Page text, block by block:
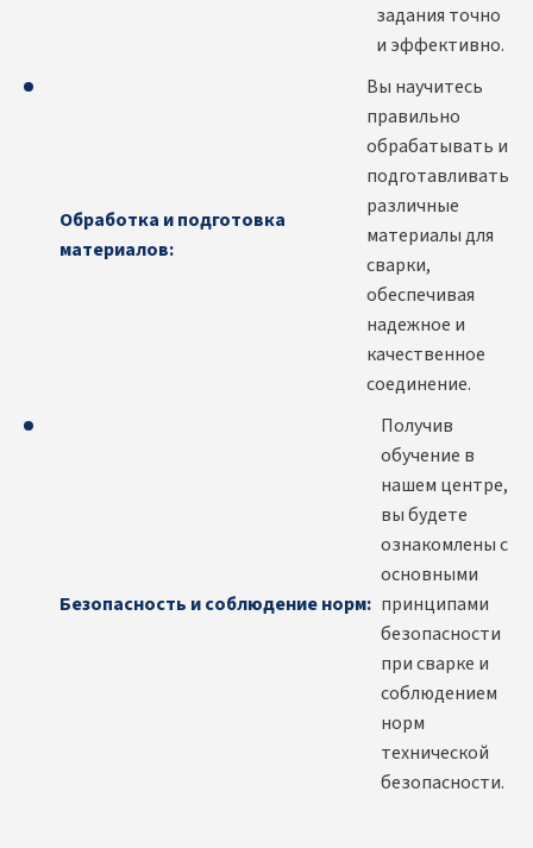
задания точно
и эффективно.
Обработка и подготовка
материалов:
Вы научитесь
правильно
обрабатывать и
подготавливать
различные
материалы для
сварки,
обеспечивая
надежное и
качественное
соединение.
Безопасность и соблюдение норм:
Получив
обучение в
нашем центре,
вы будете
ознакомлены с
основными
принципами
безопасности
при сварке и
соблюдением
норм
технической
безопасности.